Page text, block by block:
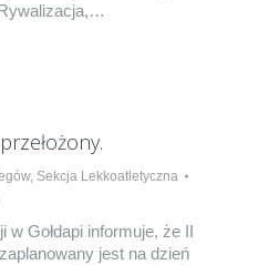
, Sekcja Lekkoatletyczna
Gołdapi informuje, że II
jest na dzień